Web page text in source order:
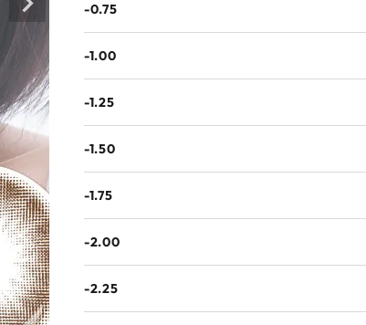
-0.75
-1.00
-1.25
-1.50
-1.75
-2.00
-2.25